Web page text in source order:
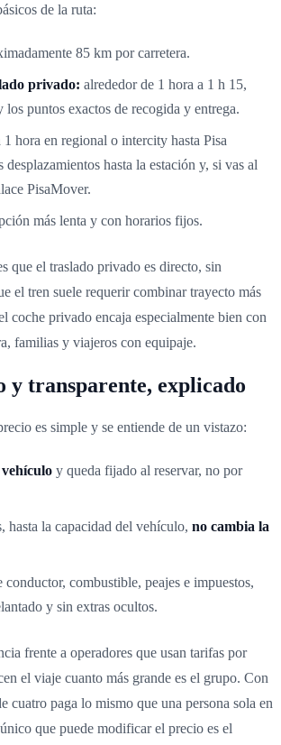
de la ruta:
85 km por carretera.
privado: alrededor de 1 hora a 1 h 15,
los puntos exactos de recogida y entrega.
1 hora en regional o intercity hasta Pisa
desplazamientos hasta la estación y, si vas al
PisaMover.
más lenta y con horarios fijos.
que el traslado privado es directo, sin
el tren suele requerir combinar trayecto más
coche privado encaja especialmente bien con
familias y viajeros con equipaje.
transparente, explicado
es simple y se entiende de un vistazo:
y queda fijado al reservar, no por
hasta la capacidad del vehículo, no cambia la
combustible, peajes e impuestos,
y sin extras ocultos.
frente a operadores que usan tarifas por
el viaje cuanto más grande es el grupo. Con
cuatro paga lo mismo que una persona sola en
que puede modificar el precio es el